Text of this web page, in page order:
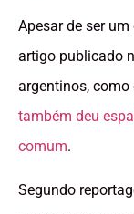
Apesar de ser
artigo publicado
argentinos, como
também deu
comum.
Segundo